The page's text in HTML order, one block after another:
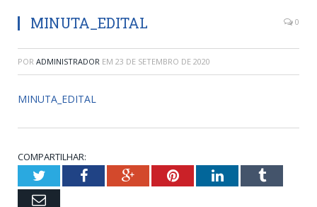
MINUTA_EDITAL 0
POR ADMINISTRADOR EM 23 DE SETEMBRO DE 2020
MINUTA_EDITAL
COMPARTILHAR:
TwitterFacebookGoogle+PinterestLinkedInTumblr
Email